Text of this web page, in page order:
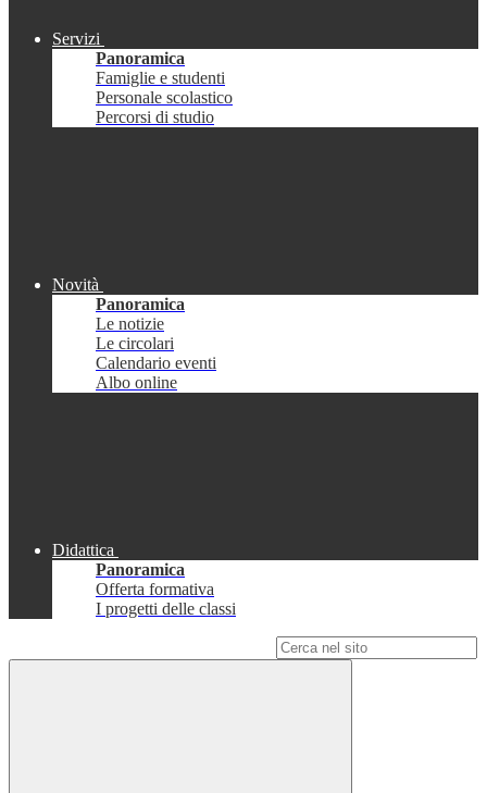
Servizi
Panoramica
Famiglie e studenti
Personale scolastico
Percorsi di studio
Novità
Panoramica
Le notizie
Le circolari
Calendario eventi
Albo online
Didattica
Panoramica
Offerta formativa
I progetti delle classi